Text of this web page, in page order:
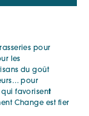
»
pour
les
du goût
pour
qui favorisent
Change est fier